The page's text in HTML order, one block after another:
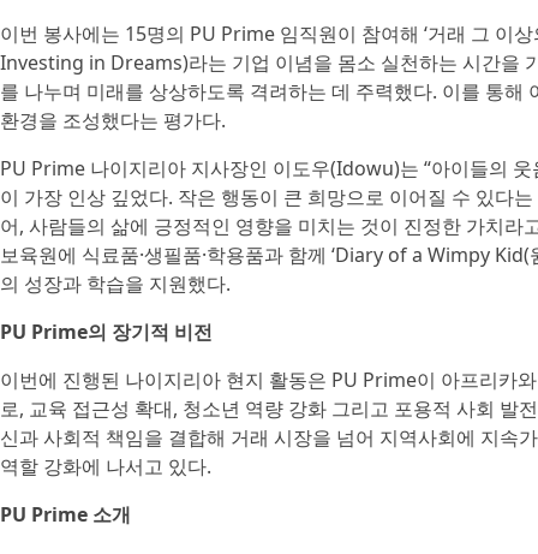
이번 봉사에는 15명의 PU Prime 임직원이 참여해 ‘거래 그 이
Investing in Dreams)라는 기업 이념을 몸소 실천하는 시간을
를 나누며 미래를 상상하도록 격려하는 데 주력했다. 이를 통
환경을 조성했다는 평가다.
PU Prime 나이지리아 지사장인 이도우(Idowu)는 “아이들의
이 가장 인상 깊었다. 작은 행동이 큰 희망으로 이어질 수 있다
어, 사람들의 삶에 긍정적인 영향을 미치는 것이 진정한 가치
보육원에 식료품·생필품·학용품과 함께 ‘Diary of a Wimpy
의 성장과 학습을 지원했다.
PU Prime의 장기적 비전
이번에 진행된 나이지리아 현지 활동은 PU Prime이 아프리카
로, 교육 접근성 확대, 청소년 역량 강화 그리고 포용적 사회 발
신과 사회적 책임을 결합해 거래 시장을 넘어 지역사회에 지속
역할 강화에 나서고 있다.
PU Prime 소개